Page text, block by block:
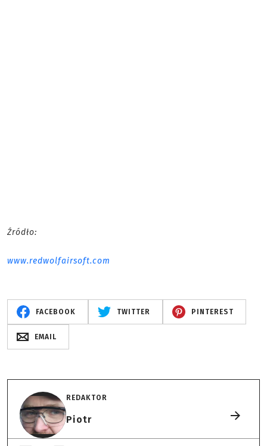
Źródło:
www.redwolfairsoft.com
FACEBOOK TWITTER PINTEREST
EMAIL
REDAKTOR
Piotr